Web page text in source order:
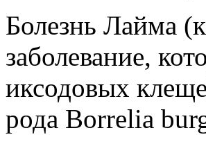
Болезнь Лайма
заболевание,
иксодовых
рода Borrelia